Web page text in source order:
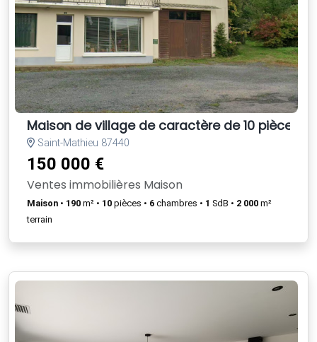
Maison de village de caractère de 10 pièces
Saint-Mathieu 87440
150 000 €
Ventes immobilières Maison
Maison • 190 m² • 10 pièces • 6 chambres • 1 SdB • 2 000 m²
terrain